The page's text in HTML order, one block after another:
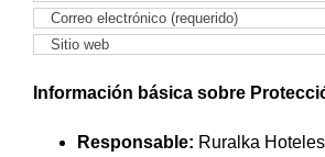
Información básica sobre
Responsable: Ruralka